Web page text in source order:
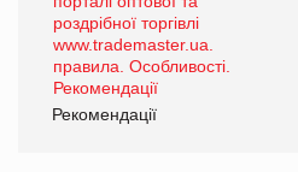
Рекомендації